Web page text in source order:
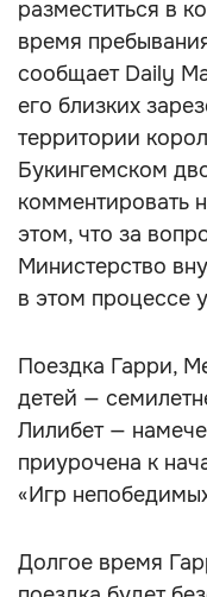
разместиться в
время
сообщает Daily
его близких
территории
Букингемском
комментировать
этом, что за
Министерство
в этом процессе
Поездка Гарри,
детей —
Лилибет —
приурочена к
«Игр
Долгое время